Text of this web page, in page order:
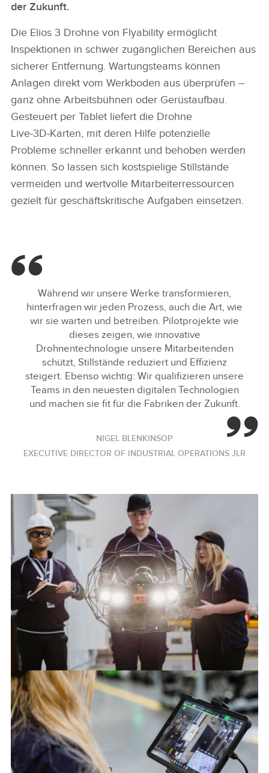
der Zukunft.
Die Elios 3 Drohne von Flyability ermöglicht
Inspektionen in schwer zugänglichen Bereichen aus
sicherer Entfernung. Wartungsteams können
Anlagen direkt vom Werkboden aus überprüfen –
ganz ohne Arbeitsbühnen oder Gerüstaufbau.
Gesteuert per Tablet liefert die Drohne
Live‑3D‑Karten, mit deren Hilfe potenzielle
Probleme schneller erkannt und behoben werden
können. So lassen sich kostspielige Stillstände
vermeiden und wertvolle Mitarbeiterressourcen
gezielt für geschäftskritische Aufgaben einsetzen.
Während wir unsere Werke transformieren,
hinterfragen wir jeden Prozess, auch die Art, wie
wir sie warten und betreiben. Pilotprojekte wie
dieses zeigen, wie innovative
Drohnentechnologie unsere Mitarbeitenden
schützt, Stillstände reduziert und Effizienz
steigert. Ebenso wichtig: Wir qualifizieren unsere
Teams in den neuesten digitalen Technologien
und machen sie fit für die Fabriken der Zukunft.
NIGEL BLENKINSOP
EXECUTIVE DIRECTOR OF INDUSTRIAL OPERATIONS JLR
JLR STEIGERT WERKSSICHERHEIT UND BETRIEBLICHE
EFFIZIENZ MIT DROHNENGESTÜTZTEM INSPEKTIONS-
PILOTPROJEKT